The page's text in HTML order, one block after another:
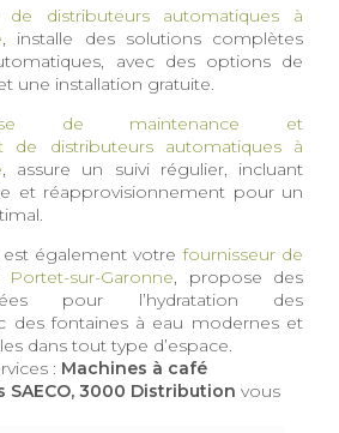
de distributeurs automatiques à
, installe des solutions complètes
avec des options de
une installation gratuite.
de maintenance et
de distributeurs automatiques à
, assure un suivi régulier, incluant
et réapprovisionnement pour un
est également votrefournisseur de
sur-Garonne, propose des
pour l’hydratation des
des fontaines à eau modernes et
dans tout type d’espace.
: Machines à café
3000 Distribution vous